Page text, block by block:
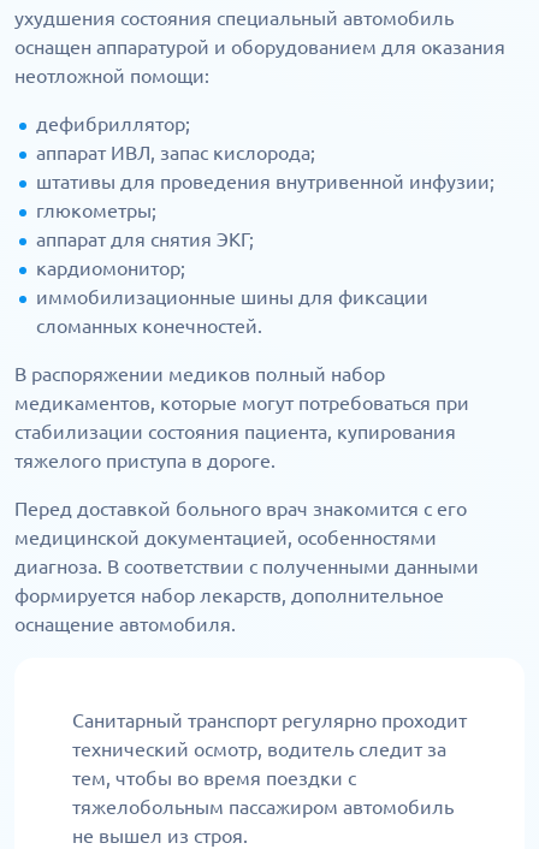
ухудшения состояния специальный автомобиль
оснащен аппаратурой и оборудованием для оказания
неотложной помощи:
дефибриллятор;
аппарат ИВЛ, запас кислорода;
штативы для проведения внутривенной инфузии;
глюкометры;
аппарат для снятия ЭКГ;
кардиомонитор;
иммобилизационные шины для фиксации
сломанных конечностей.
В распоряжении медиков полный набор
медикаментов, которые могут потребоваться при
стабилизации состояния пациента, купирования
тяжелого приступа в дороге.
Перед доставкой больного врач знакомится с его
медицинской документацией, особенностями
диагноза. В соответствии с полученными данными
формируется набор лекарств, дополнительное
оснащение автомобиля.
Санитарный транспорт регулярно проходит
технический осмотр, водитель следит за
тем, чтобы во время поездки с
тяжелобольным пассажиром автомобиль
не вышел из строя.